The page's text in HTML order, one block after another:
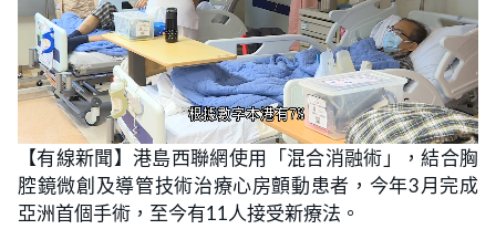
U
n
m
t
e
o
a
d
e
d
:
2
【有線新聞】港島西聯網使用「混合消融術」，結合胸
腔鏡微創及導管技術治療心房顫動患者，今年3月完成
亞洲首個手術，至今有11人接受新療法。